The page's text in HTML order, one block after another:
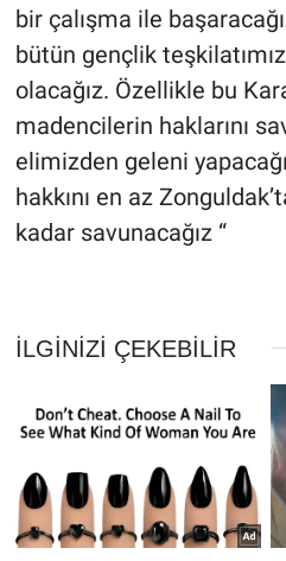
bir çalışma ile
bütün gençlik
olacağız. Özellikle bu
madencilerin haklarını
elimizden geleni
hakkını en az
kadar savunacağız “